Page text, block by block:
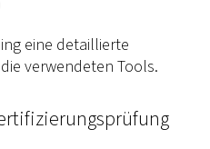
eine detaillierte
verwendeten Tools.